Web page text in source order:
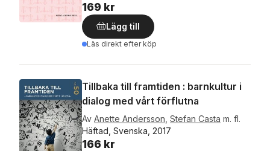
169 kr
Lägg till
Läs direkt efter köp
Tillbaka till framtiden : barnkultur i
dialog med vårt förflutna
Av Anette Andersson Stefan Casta m. fl.
Häftad, Svenska, 2017
166 kr